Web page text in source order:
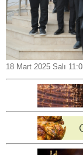
18 Mart 2025 Salı